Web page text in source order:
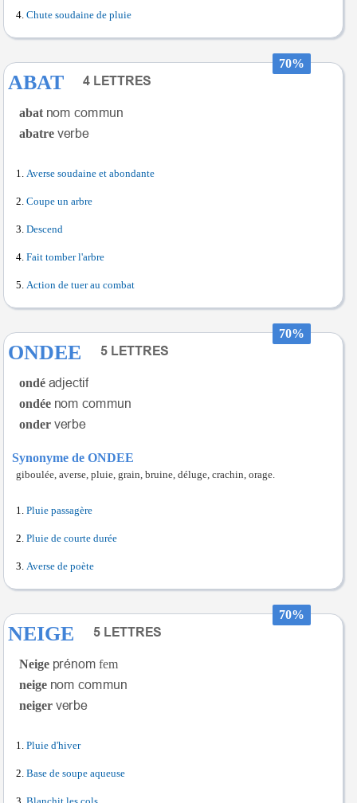
Chute soudaine de pluie
70%
ABAT
abat
abatre
Averse soudaine et abondante
Coupe un arbre
Descend
Fait tomber l'arbre
Action de tuer au combat
70%
ONDEE
ondé
ondée
onder
Synonyme de ONDEE
giboulée, averse, pluie, grain, bruine, déluge, crachin, orage.
Pluie passagère
Pluie de courte durée
Averse de poète
70%
NEIGE
Neige
fem
neige
neiger
Pluie d'hiver
Base de soupe aqueuse